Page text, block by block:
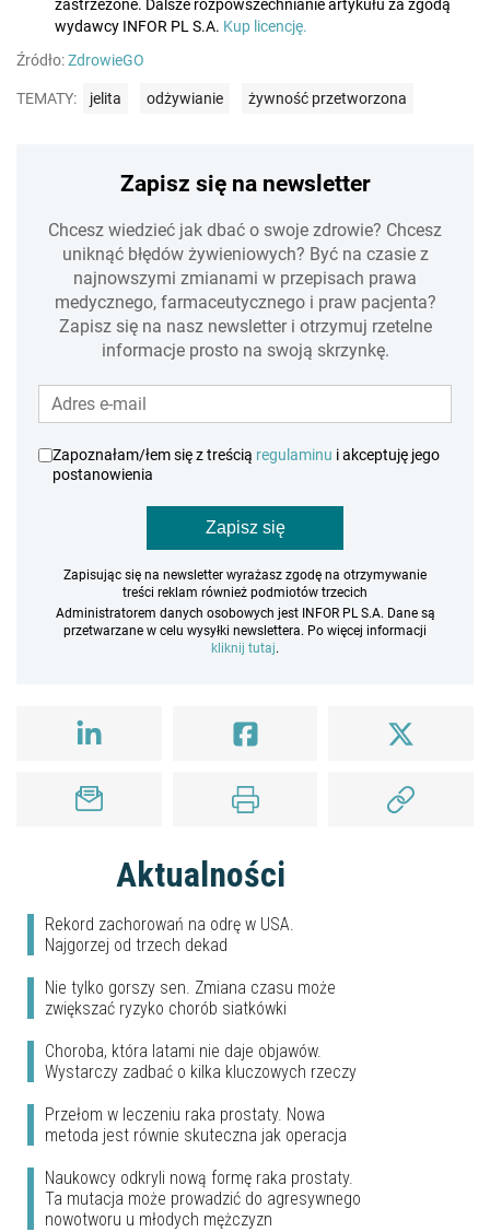
zastrzeżone. Dalsze rozpowszechnianie artykułu za zgodą
wydawcy INFOR PL S.A. Kup licencję.
Źródło:ZdrowieGO
TEMATY: jelita odżywianie żywność przetworzona
Zapisz się na newsletter
Chcesz wiedzieć jak dbać o swoje zdrowie? Chcesz
uniknąć błędów żywieniowych? Być na czasie z
najnowszymi zmianami w przepisach prawa
medycznego, farmaceutycznego i praw pacjenta?
Zapisz się na nasz newsletter i otrzymuj rzetelne
informacje prosto na swoją skrzynkę.
Zapoznałam/łem się z treścią regulaminu i akceptuję jego
postanowienia
Zapisz się
Zapisując się na newsletter wyrażasz zgodę na otrzymywanie
treści reklam również podmiotów trzecich
Administratorem danych osobowych jest INFOR PL S.A. Dane są
przetwarzane w celu wysyłki newslettera. Po więcej informacji
kliknij tutaj.
Aktualności
Rekord zachorowań na odrę w USA.
Najgorzej od trzech dekad
Nie tylko gorszy sen. Zmiana czasu może
zwiększać ryzyko chorób siatkówki
Choroba, która latami nie daje objawów.
Wystarczy zadbać o kilka kluczowych rzeczy
Przełom w leczeniu raka prostaty. Nowa
metoda jest równie skuteczna jak operacja
Naukowcy odkryli nową formę raka prostaty.
Ta mutacja może prowadzić do agresywnego
nowotworu u młodych mężczyzn